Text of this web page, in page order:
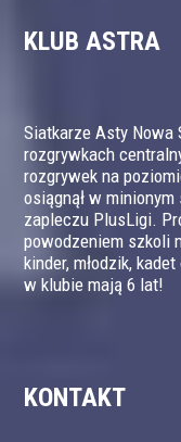
KLUB ASTRA
Siatkarze Asty Nowa
rozgrywkach
rozgrywek na
osiągnął w
zapleczu PlusLigi.
powodzeniem szkoli
kinder, młodzik,
w klubie mają 6 lat!
KONTAKT